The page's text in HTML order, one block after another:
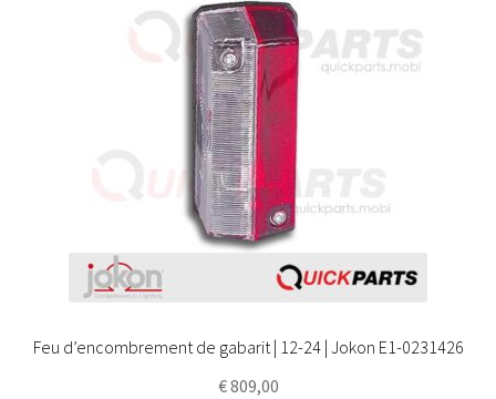
Feu d’encombrement de gabarit | 12-24 | Jokon E1-0231426
€809,00